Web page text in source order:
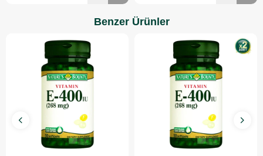
Benzer Ürünler